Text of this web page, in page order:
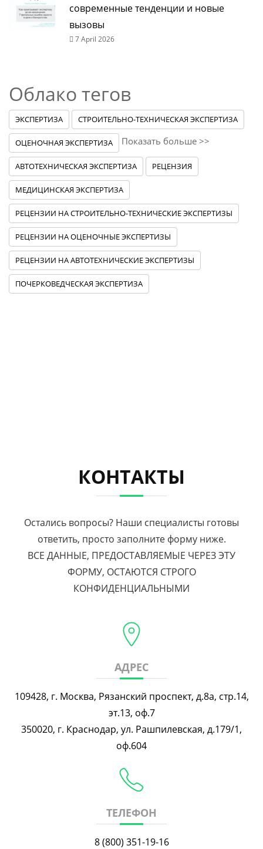
современные тенденции и новые
вызовы
7 April 2026
Облако тегов
ЭКСПЕРТИЗА СТРОИТЕЛЬНО-ТЕХНИЧЕСКАЯ ЭКСПЕРТИЗА
ОЦЕНОЧНАЯ ЭКСПЕРТИЗА
АВТОТЕХНИЧЕСКАЯ ЭКСПЕРТИЗА РЕЦЕНЗИЯ
МЕДИЦИНСКАЯ ЭКСПЕРТИЗА
РЕЦЕНЗИИ НА СТРОИТЕЛЬНО-ТЕХНИЧЕСКИЕ ЭКСПЕРТИЗЫ
РЕЦЕНЗИИ НА ОЦЕНОЧНЫЕ ЭКСПЕРТИЗЫ
РЕЦЕНЗИИ НА АВТОТЕХНИЧЕСКИЕ ЭКСПЕРТИЗЫ
ПОЧЕРКОВЕДЧЕСКАЯ ЭКСПЕРТИЗА
Показать больше >>
КОНТАКТЫ
Остались вопросы? Наши специалисты готовы
ответить, просто заполните форму ниже.
ВСЕ ДАННЫЕ, ПРЕДОСТАВЛЯЕМЫЕ ЧЕРЕЗ ЭТУ
ФОРМУ, ОСТАЮТСЯ СТРОГО
КОНФИДЕНЦИАЛЬНЫМИ
АДРЕС
109428, г. Москва, Рязанский проспект, д.8а, стр.14,
эт.13, оф.7
350020, г. Краснодар, ул. Рашпилевская, д.179/1,
оф.604
ТЕЛЕФОН
8 (800) 351-19-16